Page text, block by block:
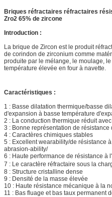
Briques réfractaires réfractaires
Zro2 65% de zircone
Introduction :
La brique de Zircon est le produit
de corindon de zirconium comme
produite par le mélange, le moulage,
température élevée en four à navette.
Caractéristiques :
1 : Basse dilatation thermique/basse
d'expansion à basse température
2 : La conduction thermique réduit
3 : Bonne représentation de résistance
4 : Caractères chimiques stables
5 : Excellent wearability/de résistance
abrasion-ability/
6 : Haute performance de résistance à
7 : Le caractère réfractaire sous la
8 : Structure cristalline dense
9 : Densité de la masse élevée
10 : Haute résistance mécanique à la
11 : Bas fluage et bas taux permanent